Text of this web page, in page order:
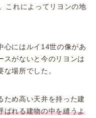
これによってリヨンの地
心にはルイ14世の像があ
スがないと今のリヨンは
場所でした。
ため高い天井を持った建
ばれる建物の中を縫うよ